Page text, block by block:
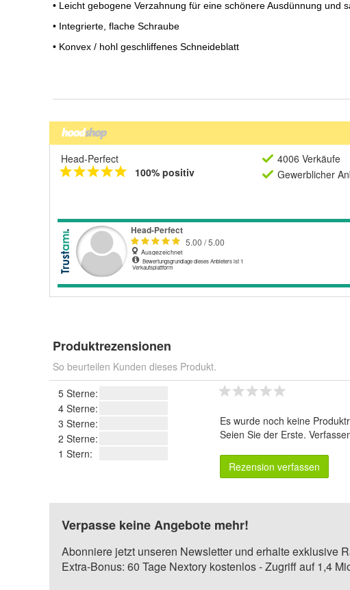
Head-Perfect
100% positiv
4006 Verkäufe
Gewerblicher
Produktrezensionen
So beurteilen Kunden dieses Produkt.
5 Sterne:
4 Sterne:
3 Sterne:
2 Sterne:
1 Stern:
Es wurde noch keine
Seien Sie der Erste.
Rezension verfassen
Verpasse keine Angebote mehr!
Abonniere jetzt unseren Newsletter und erhalte exklusive
Extra-Bonus: 60 Tage Nextory kostenlos - Zugriff auf 1,4